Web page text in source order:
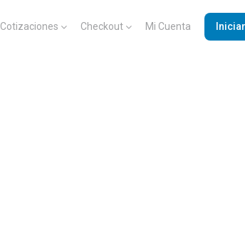
Cotizaciones Checkout Mi Cuenta